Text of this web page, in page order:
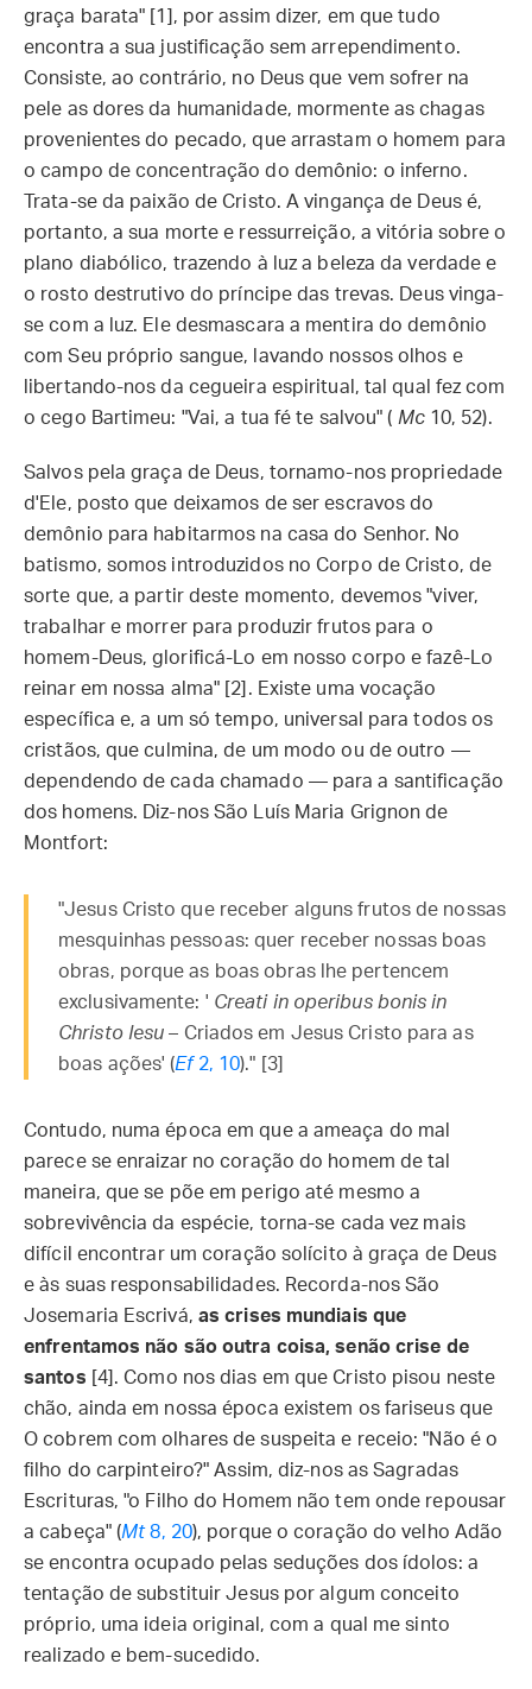
graça barata" [1], por assim dizer, em que tudo
encontra a sua justificação sem arrependimento.
Consiste, ao contrário, no Deus que vem sofrer na
pele as dores da humanidade, mormente as chagas
provenientes do pecado, que arrastam o homem para
o campo de concentração do demônio: o inferno.
Trata-se da paixão de Cristo. A vingança de Deus é,
portanto, a sua morte e ressurreição, a vitória sobre o
plano diabólico, trazendo à luz a beleza da verdade e
o rosto destrutivo do príncipe das trevas. Deus vinga-
se com a luz. Ele desmascara a mentira do demônio
com Seu próprio sangue, lavando nossos olhos e
libertando-nos da cegueira espiritual, tal qual fez com
o cego Bartimeu: "Vai, a tua fé te salvou" ( Mc10, 52).
Salvos pela graça de Deus, tornamo-nos propriedade
d'Ele, posto que deixamos de ser escravos do
demônio para habitarmos na casa do Senhor. No
batismo, somos introduzidos no Corpo de Cristo, de
sorte que, a partir deste momento, devemos "viver,
trabalhar e morrer para produzir frutos para o
homem-Deus, glorificá-Lo em nosso corpo e fazê-Lo
reinar em nossa alma" [2]. Existe uma vocação
específica e, a um só tempo, universal para todos os
cristãos, que culmina, de um modo ou de outro —
dependendo de cada chamado — para a santificação
dos homens. Diz-nos São Luís Maria Grignon de
Montfort:
"Jesus Cristo que receber alguns frutos de nossas
mesquinhas pessoas: quer receber nossas boas
obras, porque as boas obras lhe pertencem
exclusivamente: ' Creati in operibus bonis in
Christo Iesu – Criados em Jesus Cristo para as
boas ações' (Ef2, 10)." [3]
Contudo, numa época em que a ameaça do mal
parece se enraizar no coração do homem de tal
maneira, que se põe em perigo até mesmo a
sobrevivência da espécie, torna-se cada vez mais
difícil encontrar um coração solícito à graça de Deus
e às suas responsabilidades. Recorda-nos São
Josemaria Escrivá, as crises mundiais que
enfrentamos não são outra coisa, senão crise de
santos [4]. Como nos dias em que Cristo pisou neste
chão, ainda em nossa época existem os fariseus que
O cobrem com olhares de suspeita e receio: "Não é o
filho do carpinteiro?" Assim, diz-nos as Sagradas
Escrituras, "o Filho do Homem não tem onde repousar
a cabeça" (Mt8, 20), porque o coração do velho Adão
se encontra ocupado pelas seduções dos ídolos: a
tentação de substituir Jesus por algum conceito
próprio, uma ideia original, com a qual me sinto
realizado e bem-sucedido.